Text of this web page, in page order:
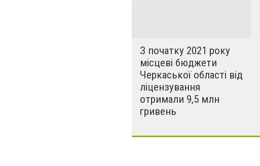
З початку 2021 року
місцеві бюджети
Черкаської області від
ліцензування
отримали 9,5 млн
гривень